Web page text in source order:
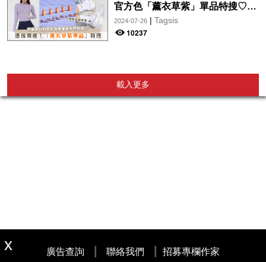
官方色「薰衣草紫」單品特搜♡讓
你從頭到腳、隨時充滿奧運氛圍～
2024-07-26| Tagsis
10237
載入更多
廣告查詢 聯絡我們 招募專欄作家